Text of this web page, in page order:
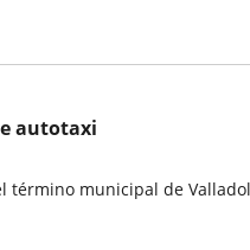
autotaxi
término municipal de